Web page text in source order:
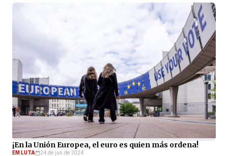
¡En la Unión Europea, el euro es quien más ordena!
EM LUTA 24 de jun de 2024